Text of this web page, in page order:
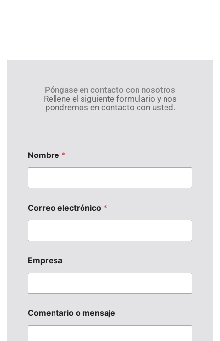
Póngase en contacto con nosotros
Rellene el siguiente formulario y nos
pondremos en contacto con usted.
Nombre *
o
m
E
m
p
e
a
Correo electrónico *
Empresa
Comentario o mensaje